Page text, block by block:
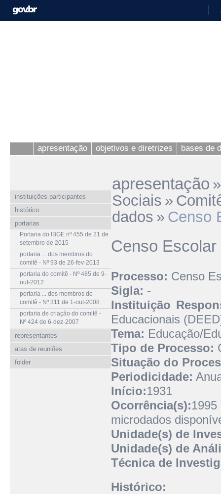
apresentação objetivos e diretrizes bases de
instituições participantes
histórico
portarias
Portaria do IBGE nº 455 de 21 de
setembro de 2015
portaria ... dos membros do
comitê - Nº 93 de 26-fev-2013
portaria do comitê - Nº 485 de 9-
out-2012
portaria ... dos membros do
comitê - Nº 311 de 1-out-2008
portaria de criação do comitê -
Nº 424 de 6-dez-2007
representantes
atas de reuniões
folder
apresentação »
Sociais »
dados » Censo
Censo
Processo: Censo
Sigla: -
Instituição
Educacionais
Tema: Educação/
Tipo de Processo:
Situação do
Periodicidade:
Início:1931
Ocorrência(s):
microdados
Unidade(s) de
Unidade(s) de
Técnica de
Histórico: